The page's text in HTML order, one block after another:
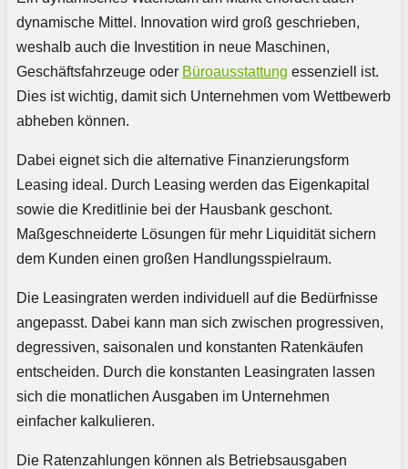
dynamische Mittel. Innovation wird groß geschrieben,
weshalb auch die Investition in neue Maschinen,
Geschäftsfahrzeuge oder Büroausstattung essenziell ist.
Dies ist wichtig, damit sich Unternehmen vom Wettbewerb
abheben können.
Dabei eignet sich die alternative Finanzierungsform
Leasing ideal. Durch Leasing werden das Eigenkapital
sowie die Kreditlinie bei der Hausbank geschont.
Maßgeschneiderte Lösungen für mehr Liquidität sichern
dem Kunden einen großen Handlungsspielraum.
Die Leasingraten werden individuell auf die Bedürfnisse
angepasst. Dabei kann man sich zwischen progressiven,
degressiven, saisonalen und konstanten Ratenkäufen
entscheiden. Durch die konstanten Leasingraten lassen
sich die monatlichen Ausgaben im Unternehmen
einfacher kalkulieren.
Die Ratenzahlungen können als Betriebsausgaben